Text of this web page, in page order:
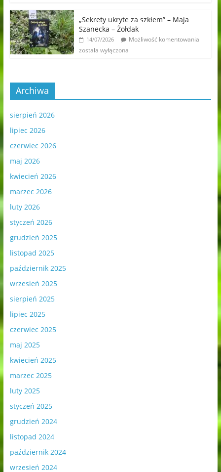
„Sekrety ukryte za szkłem” – Maja
Szanecka – Żołdak
14/07/2026
Możliwość komentowania
została wyłączona
Archiwa
sierpień 2026
lipiec 2026
czerwiec 2026
maj 2026
kwiecień 2026
marzec 2026
luty 2026
styczeń 2026
grudzień 2025
listopad 2025
październik 2025
wrzesień 2025
sierpień 2025
lipiec 2025
czerwiec 2025
maj 2025
kwiecień 2025
marzec 2025
luty 2025
styczeń 2025
grudzień 2024
listopad 2024
październik 2024
wrzesień 2024